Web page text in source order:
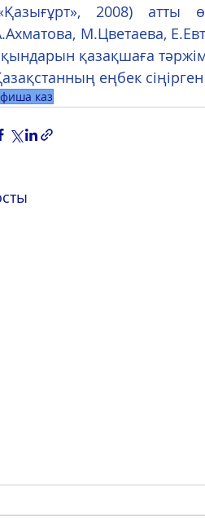
2008) атты
М.Цветаева,
қазақшаға
еңбек
каз